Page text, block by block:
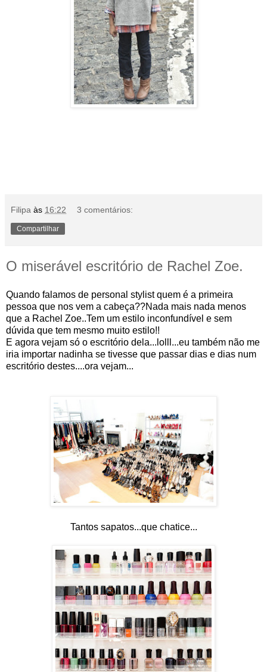
Filipa às 16:22 3 comentários:
Compartilhar
O miserável escritório de Rachel Zoe.
Quando falamos de personal stylist quem é a primeira
pessoa que nos vem a cabeça??Nada mais nada menos
que a Rachel Zoe..Tem um estilo inconfundível e sem
dúvida que tem mesmo muito estilo!!
E agora vejam só o escritório dela...lolll...eu também não me
iria importar nadinha se tivesse que passar dias e dias num
escritório destes....ora vejam...
Tantos sapatos...que chatice...